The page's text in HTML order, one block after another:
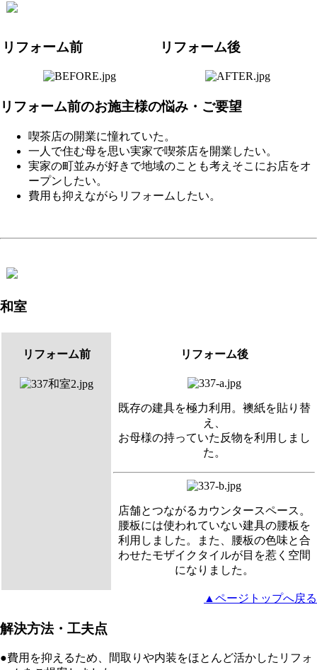
リフォーム前 リフォーム後
リフォーム前のお施主様の悩み・ご要望
喫茶店の開業に憧れていた。
一人で住む母を思い実家で喫茶店を開業したい。
実家の町並みが好きで地域のことも考えそこにお店をオ
ープンしたい。
費用も抑えながらリフォームしたい。
和室
リフォーム前 リフォーム後
既存の建具を極力利用。襖紙を貼り替
え、
お母様の持っていた反物を利用しまし
た。
店舗とつながるカウンタースペース。
腰板には使われていない建具の腰板を
利用しました。また、腰板の色味と合
わせたモザイクタイルが目を惹く空間
になりました。
▲ページトップへ戻る
解決方法・工夫点
●費用を抑えるため、間取りや内装をほとんど活かしたリフォ